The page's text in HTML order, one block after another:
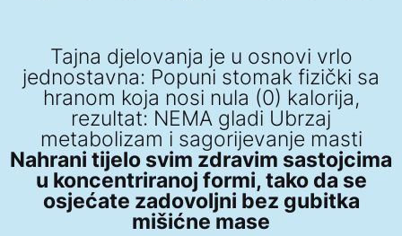
Tajna djelovanja je u osnovi vrlo
jednostavna: Popuni stomak fizički sa
hranom koja nosi nula (0) kalorija,
rezultat: NEMA gladi Ubrzaj
metabolizam i sagorijevanje masti
Nahrani tijelo svim zdravim sastojcima
u koncentriranoj formi, tako da se
osjećate zadovoljni bez gubitka
mišićne mase